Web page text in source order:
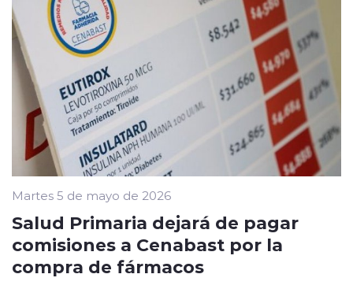
Martes 5 de mayo de 2026
Salud Primaria dejará de pagar
comisiones a Cenabast por la
compra de fármacos